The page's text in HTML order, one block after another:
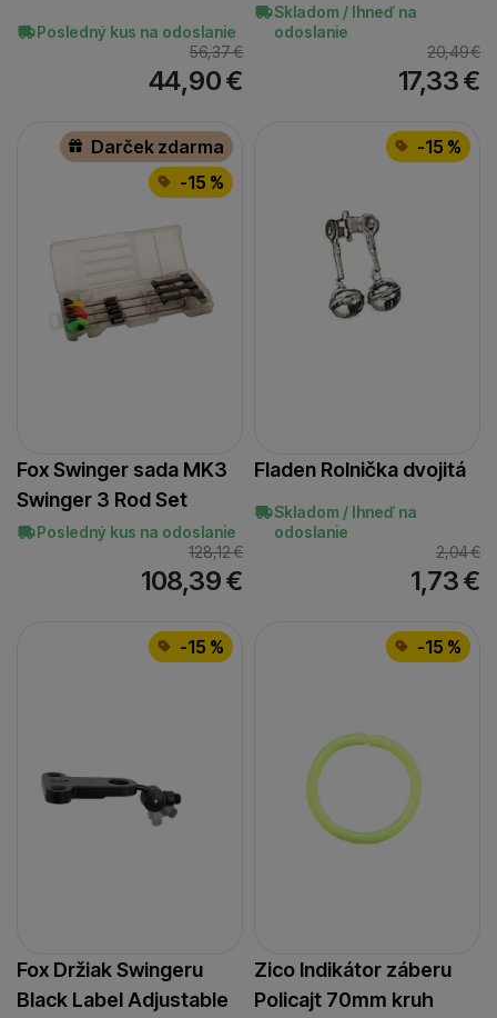
Posledný kus na odoslanie
56,37€
44,90€
Skladom / Ihneď na
odoslanie
20,49€
17,33€
Darček zdarma
-15 %
Fox Swinger sada MK3
Swinger 3 Rod Set
Posledný kus na odoslanie
128,12€
108,39€
-15 %
Fladen Rolnička dvojitá
Skladom / Ihneď na
odoslanie
2,04€
1,73€
-15 %
Fox Držiak Swingeru
Black Label Adjustable
-15 %
Zico Indikátor záberu
Policajt 70mm kruh